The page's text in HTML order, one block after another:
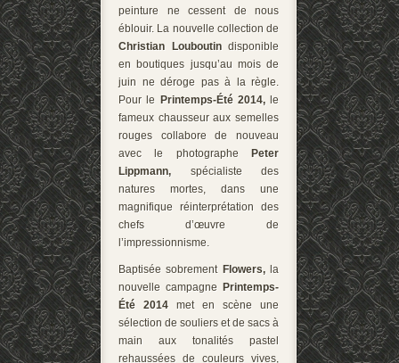
peinture ne cessent de nous
éblouir. La nouvelle collection de
Christian Louboutindisponible
en boutiques jusqu’au mois de
juin ne déroge pas à la règle.
Pour le Printemps-Été 2014, le
fameux chausseur aux semelles
rouges collabore de nouveau
avec le photographe Peter
Lippmann, spécialiste des
natures mortes, dans une
magnifique réinterprétation des
chefs d’œuvre de
l’impressionnisme.
Baptisée sobrement Flowers,la
nouvelle campagne Printemps-
Été 2014 met en scène une
sélection de souliers et de sacs à
main aux tonalités pastel
rehaussées de couleurs vives,